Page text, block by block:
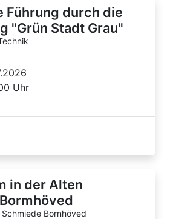
Führung durch die
"Grün Stadt Grau"
Uhr
in der Alten
Bornhöved